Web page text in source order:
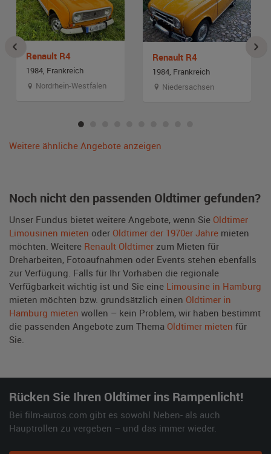
Renault R4
1984, Frankreich
Nordrhein-Westfalen
Renault R4
1984, Frankreich
Niedersachsen
Weitere ähnliche Angebote anzeigen
Noch nicht den passenden Oldtimer gefunden?
Unser Fundus bietet weitere Angebote, wenn Sie Oldtimer
Limousinen mieten oder Oldtimer der 1970er Jahre mieten
möchten. Weitere Renault Oldtimer zum Mieten für
Dreharbeiten, Fotoaufnahmen oder Events stehen ebenfalls
zur Verfügung. Falls für Ihr Vorhaben die regionale
Verfügbarkeit wichtig ist und Sie eine Limousine in Hamburg
mieten möchten bzw. grundsätzlich einen Oldtimer in
Hamburg mieten wollen – kein Problem, wir haben bestimmt
die passenden Angebote zum Thema Oldtimer mieten für
Sie.
Rücken Sie Ihren Oldtimer ins Rampenlicht!
Bei film-autos.com gibt es sowohl Neben- als auch
Hauptrollen zu vergeben – und das immer wieder.